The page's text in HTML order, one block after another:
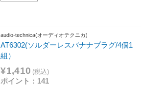
audio-technica(オーディオテクニカ)
AT6302(ソルダーレスバナナプラグ/4個1
組）
¥1,410 (税込)
ポイント：141